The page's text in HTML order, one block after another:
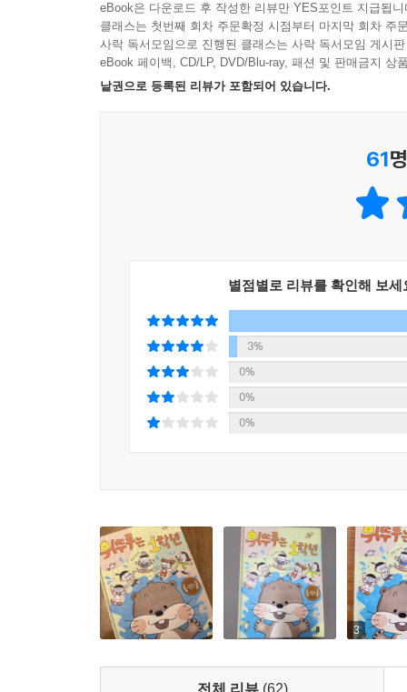
“옛이야기들은 항상 우리와 함께 있단다. 그래서
(16번 「올림피아로 날아온 페가수스!」중에서)
“너희는 호랑이의 전부를 구한 게다. 우아한 아
(25번 「셰익스피어와 한여름 밤의 꿈」중에서)
(27번 「처음 맞는 추수 감사절」중에서)
“한 개의 문이 닫히면 다른 문이 열린다. … 하지만
보고 또 보느라 우리를 향해 열린 새로운 문을 보지
(35번 「파리에서 마법사들을 찾아라」 중에서)
“위대한 예술가는 관찰한 것과 상상한 것을 짜 맞
“위대함의 비결은 어떤 것인가? 무엇이 사람을 진
(49번 「알렉산드로스 대왕의 검은 말」 중에서)
■ 독자의 의견에 귀 기울여 어린이들이 가장 흥미
eBook은 다운로드 후 작성한 리뷰만 YES포인트 지급됩니
클래스는 첫번째 회차 주문확정 시점부터 마지막 회차 주
사락 독서모임으로 진행된 클래스는 사락 독서모임 게시
eBook 페이백, CD/LP, DVD/Blu-ray, 패션 및 판매금지 상
낱권으로 등록된 리뷰가 포함되어 있습니다.
61
별점별로 리뷰를 확인해 보세
3%
0%
0%
0%
3
전체 리뷰 (62)